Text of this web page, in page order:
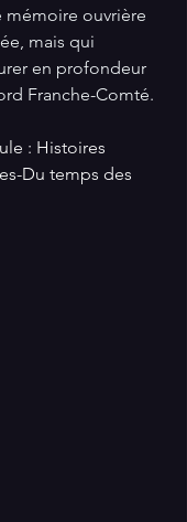
mémoire ouvrière
mais qui
en profondeur
Franche-Comté.
: Histoires
Du temps des